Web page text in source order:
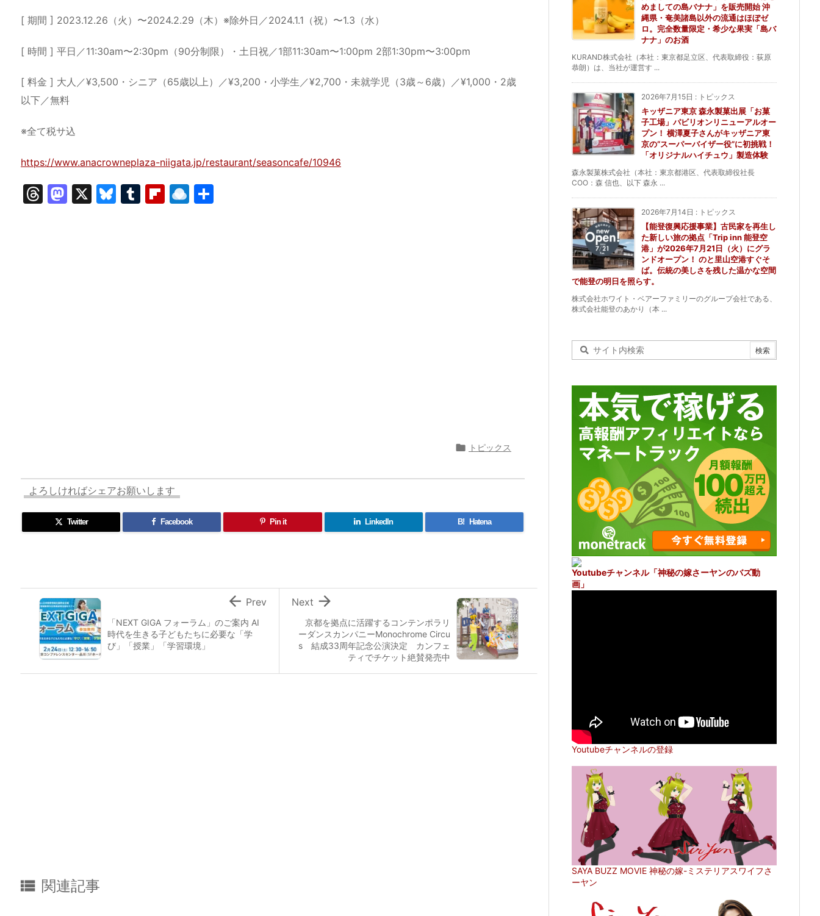
[ 期間 ] 2023.12.26（火）〜2024.2.29（木）※除外日／2024.1.1（祝）〜1.3（水）
[ 時間 ] 平日／11:30am〜2:30pm（90分制限）・土日祝／1部11:30am〜1:00pm 2部1:30pm〜3:00pm
[ 料金 ] 大人／¥3,500・シニア（65歳以上）／¥3,200・小学生／¥2,700・未就学児（3歳～6歳）／¥1,000・2歳
以下／無料
※全て税サ込
https://www.anacrowneplaza-niigata.jp/restaurant/seasoncafe/10946
T
M X
Bl T
Fl R
 トピックス
よろしければシェアお願いします
Twitter Facebook Pin it LinkedIn B! Hatena
京都を拠点に活躍するコンテンポラリ
ーダンスカンパニーMonochrome Circu
s 結成33周年記念公演決定 カンフェ
ティでチケット絶賛発売中

Next
「NEXT GIGA フォーラム」のご案内 AI
時代を生きる子どもたちに必要な「学
び」「授業」「学習環境」
 Prev
 関連記事
めましての島バナナ」を販売開始 沖
縄県・奄美諸島以外の流通はほぼゼ
ロ。完全数量限定・希少な果実「島バ
ナナ」のお酒
KURAND株式会社（本社：東京都足立区、代表取締役：荻原
恭朗）は、当社が運営す ...
2026年7月15日 : トピックス
キッザニア東京 森永製菓出展「お菓
子工場」パビリオンリニューアルオー
プン！ 横澤夏子さんがキッザニア東
京の“スーパーバイザー役”に初挑戦！
「オリジナルハイチュウ」製造体験
森永製菓株式会社（本社：東京都港区、代表取締役社長
COO：森 信也、以下 森永 ...
2026年7月14日 : トピックス
【能登復興応援事業】古民家を再生し
た新しい旅の拠点「Trip inn 能登空
港」が2026年7月21日（火）にグラ
ンドオープン！ のと里山空港すぐそ
ば。伝統の美しさを残した温かな空間
で能登の明日を照らす。
株式会社ホワイト・ベアーファミリーのグループ会社である、
株式会社能登のあかり（本 ...
Youtubeチャンネル「神秘の嫁さーヤンのバズ動
画」
Youtubeチャンネルの登録
SAYA BUZZ MOVIE 神秘の嫁-ミステリアスワイフさ
ーヤン